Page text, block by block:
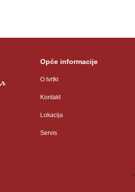
Opće informacije
O tvrtki
Kontakt
Lokacija
Servis